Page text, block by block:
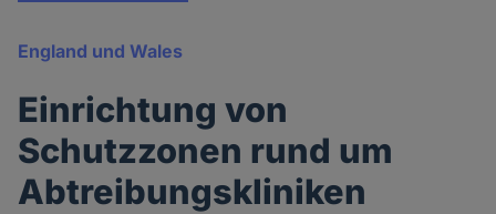
England und Wales
Einrichtung von
Schutzzonen rund um
Abtreibungskliniken